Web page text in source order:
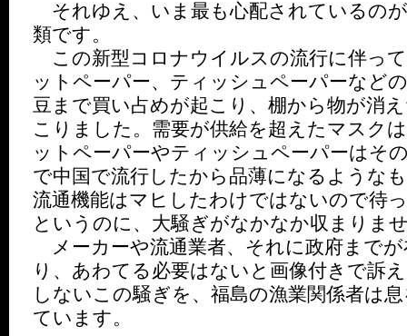
それゆえ、いま最も心配されているの
類です。
この新型コロナウイルスの流行に伴っ
ットペーパー、ティッシュペーパーなど
豆まで買い占めが起こり、棚から物が消
こりました。需要が供給を超えたマスク
ットペーパーやティッシュペーパーはそ
で中国で流行したから品薄になるような
流通機能はマヒしたわけではないので待
というのに、大騒ぎがなかなか収まりま
メーカーや流通業者、それに政府まで
り、あわてる必要はないと画像付きで訴
しないこの騒ぎを、福島の漁業関係者は
ています。